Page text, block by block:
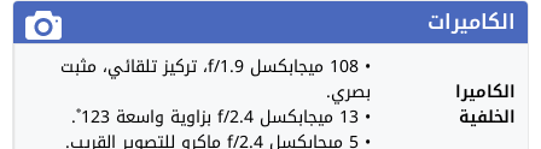
الكاميرات
الكاميرا
الخلفية
• 108 ميجابكسل f/1.9، تركيز تلقائي، مثبت
بصري.
• 13 ميجابكسل f/2.4 بزاوية واسعة 123˚.
• 5 ميجابكسل f/2.4 ماكرو للتصوير القريب.